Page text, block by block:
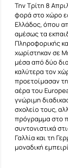
Την Τρίτη 8
φορά στο χώρο
Ελλάδος, όπου
αμέσως τα
Πληροφορικής
χωρίστηκαν σε
μέσα από δύο
καλύτερα τον
προετοίμασαν
αέρα του
γνώριμη
σχολείο τους,
πρόγραμμα στο
συντονιστικά
Γαλλία και τη
μοναδική